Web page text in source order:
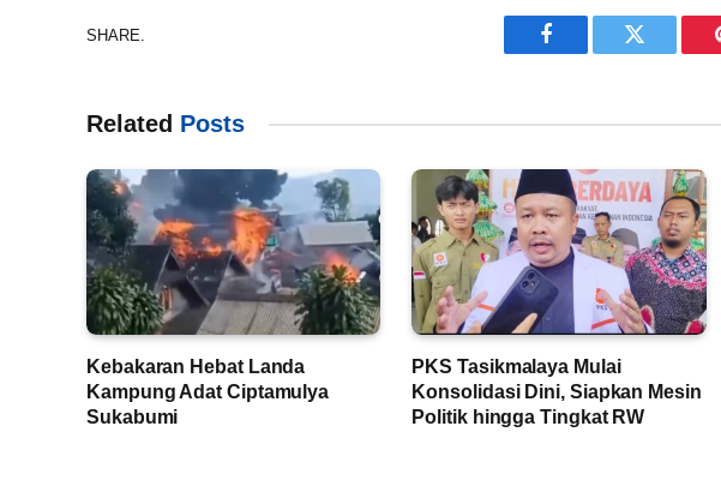
SHARE.
Facebook Twitter
Related Posts
Kebakaran Hebat Landa
Kampung Adat Ciptamulya
Sukabumi
PKS Tasikmalaya Mulai
Konsolidasi Dini, Siapkan Mesin
Politik hingga Tingkat RW